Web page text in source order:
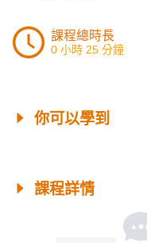
課程總時長
0 小時 25 分鐘
你可以學到
課程詳情